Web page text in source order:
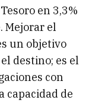
en 3,3%
Mejorar el
un objetivo
destino; es el
con
capacidad de